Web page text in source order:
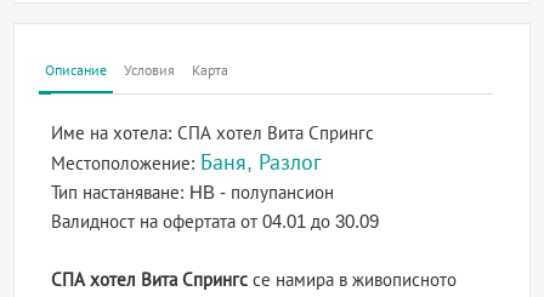
Описание Условия Карта
Име на хотела:СПА хотел Вита Спрингс
Местоположение: Баня, Разлог
Тип настаняване: HB - полупансион
Валидност на офертатаот 04.01 до 30.09
СПА хотел Вита Спрингс се намира в живописното